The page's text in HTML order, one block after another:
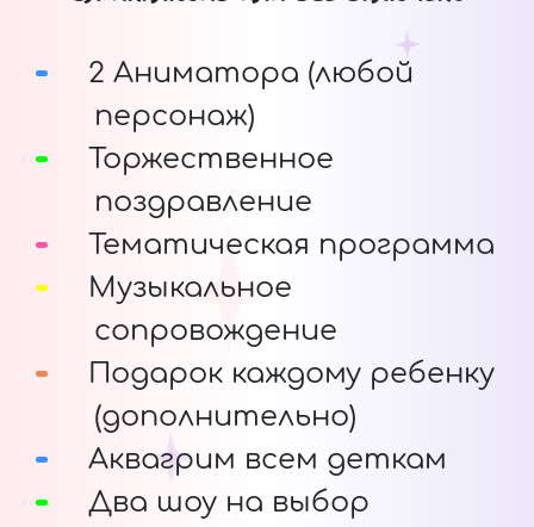
2 Аниматора (любой
персонаж)
Торжественное
поздравление
Тематическая программа
Музыкальное
сопровождение
Подарок каждому ребенку
(дополнительно)
Аквагрим всем деткам
Два шоу на выбор